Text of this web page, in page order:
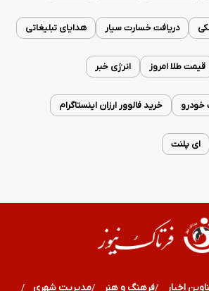
دریافت خسارت سیار هدایای تبلیغاتی
قیمت طلا امروز انرژی خبر
خودرو خرید فالوور ارزان اینستاگرام
ای پلنت
اخبار فرهنگ و هنر مدیریت شهری